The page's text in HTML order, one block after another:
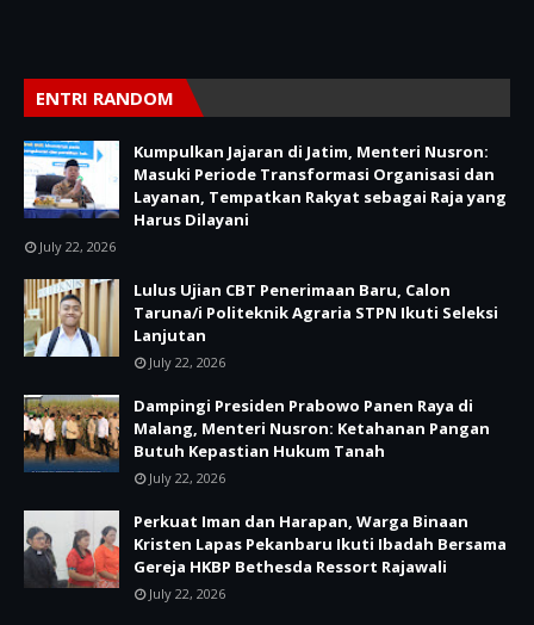
ENTRI RANDOM
Kumpulkan Jajaran di Jatim, Menteri Nusron:
Masuki Periode Transformasi Organisasi dan
Layanan, Tempatkan Rakyat sebagai Raja yang
Harus Dilayani
July 22, 2026
Lulus Ujian CBT Penerimaan Baru, Calon
Taruna/i Politeknik Agraria STPN Ikuti Seleksi
Lanjutan
July 22, 2026
Dampingi Presiden Prabowo Panen Raya di
Malang, Menteri Nusron: Ketahanan Pangan
Butuh Kepastian Hukum Tanah
July 22, 2026
Perkuat Iman dan Harapan, Warga Binaan
Kristen Lapas Pekanbaru Ikuti Ibadah Bersama
Gereja HKBP Bethesda Ressort Rajawali
July 22, 2026